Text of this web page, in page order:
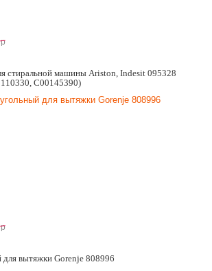
p
стиральной машины Ariston, Indesit 095328
C00145390)
p
вытяжки Gorenje 808996